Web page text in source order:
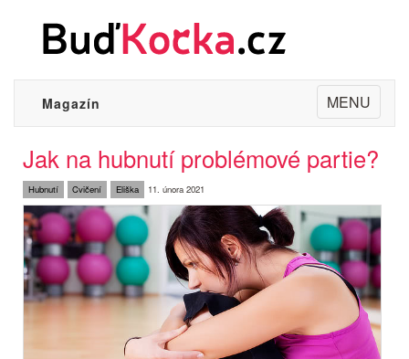
Toggle
navigation
MENU
Magazín
Jak na hubnutí problémové partie?
Hubnutí Cvičení Eliška 11. února 2021